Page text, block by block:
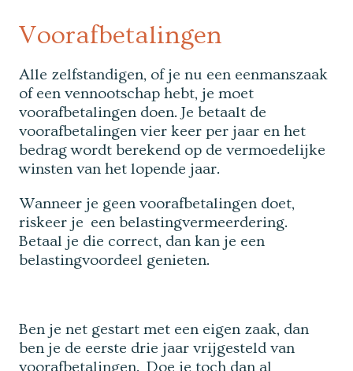
Voorafbetalingen
Alle zelfstandigen, of je nu een eenmanszaak
of een vennootschap hebt, je moet
voorafbetalingen doen. Je betaalt de
voorafbetalingen vier keer per jaar en het
bedrag wordt berekend op de vermoedelijke
winsten van het lopende jaar.
Wanneer je geen voorafbetalingen doet,
riskeer je een belastingvermeerdering.
Betaal je die correct, dan kan je een
belastingvoordeel genieten.
Ben je net gestart met een eigen zaak, dan
ben je de eerste drie jaar vrijgesteld van
voorafbetalingen. Doe je toch dan al